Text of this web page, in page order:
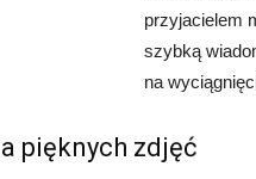
przyjacielem
szybką
na
pięknych zdjęć